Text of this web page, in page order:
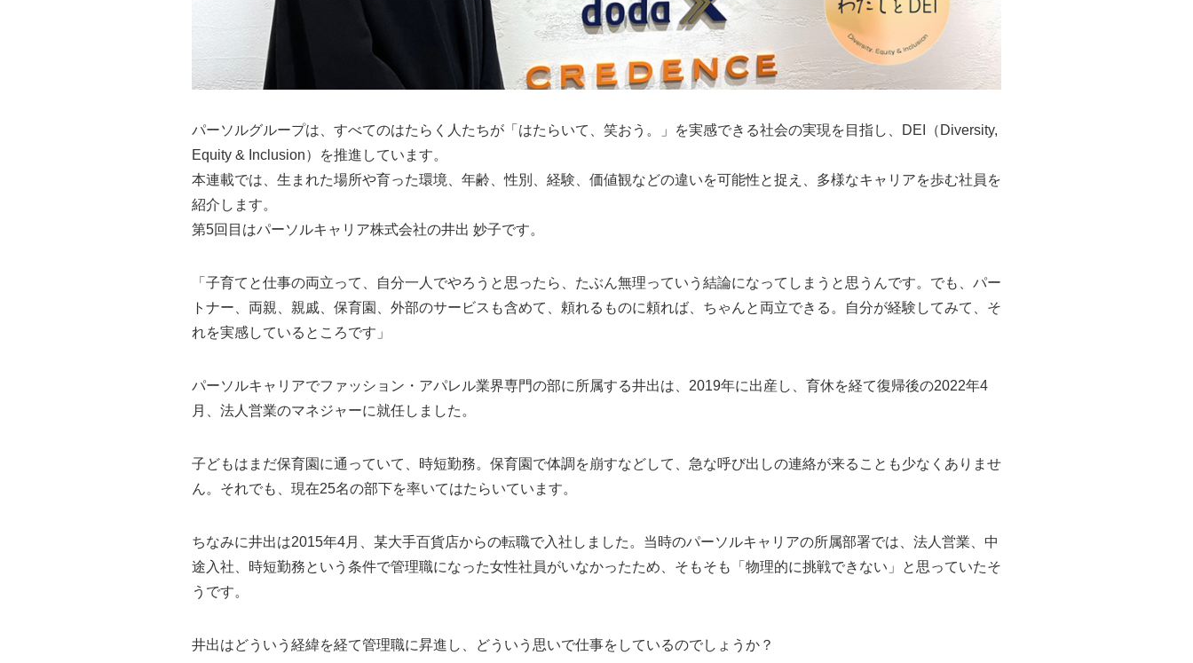
パーソルグループは、すべてのはたらく人たちが「はたらいて、笑おう。」を実感できる社会の実現を目指し、DEI（Diversity,
Equity & Inclusion）を推進しています。
本連載では、生まれた場所や育った環境、年齢、性別、経験、価値観などの違いを可能性と捉え、多様なキャリアを歩む社員を
紹介します。
第5回目はパーソルキャリア株式会社の井出 妙子です。
「子育てと仕事の両立って、自分一人でやろうと思ったら、たぶん無理っていう結論になってしまうと思うんです。でも、パー
トナー、両親、親戚、保育園、外部のサービスも含めて、頼れるものに頼れば、ちゃんと両立できる。自分が経験してみて、そ
れを実感しているところです」
パーソルキャリアでファッション・アパレル業界専門の部に所属する井出は、2019年に出産し、育休を経て復帰後の2022年4
月、法人営業のマネジャーに就任しました。
子どもはまだ保育園に通っていて、時短勤務。保育園で体調を崩すなどして、急な呼び出しの連絡が来ることも少なくありませ
ん。それでも、現在25名の部下を率いてはたらいています。
ちなみに井出は2015年4月、某大手百貨店からの転職で入社しました。当時のパーソルキャリアの所属部署では、法人営業、中
途入社、時短勤務という条件で管理職になった女性社員がいなかったため、そもそも「物理的に挑戦できない」と思っていたそ
うです。
井出はどういう経緯を経て管理職に昇進し、どういう思いで仕事をしているのでしょうか？